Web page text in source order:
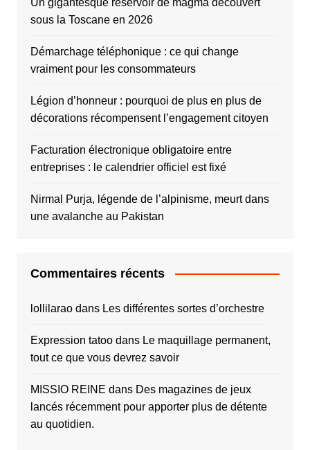
sous la Toscane en 2026
Démarchage téléphonique : ce qui change
vraiment pour les consommateurs
Légion d’honneur : pourquoi de plus en plus de
décorations récompensent l’engagement citoyen
Facturation électronique obligatoire entre
entreprises : le calendrier officiel est fixé
Nirmal Purja, légende de l’alpinisme, meurt dans
une avalanche au Pakistan
Commentaires récents
lollilaraodans Les différentes sortes d’orchestre
Expression tatoodans Le maquillage permanent,
tout ce que vous devrez savoir
MISSIO REINE dans Des magazines de jeux
lancés récemment pour apporter plus de détente
au quotidien.